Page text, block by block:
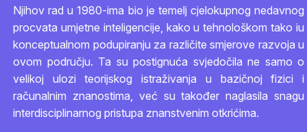
Njihov rad u 1980-ima bio je temelj cjelokupnog nedavnog
procvata umjetne inteligencije, kako u tehnološkom tako iu
konceptualnom podupiranju za različite smjerove razvoja u
ovom području. Ta su postignuća svjedočila ne samo o
velikoj ulozi teorijskog istraživanja u bazičnoj fizici i
računalnim znanostima, već su također naglasila snagu
interdisciplinarnog pristupa znanstvenim otkrićima.